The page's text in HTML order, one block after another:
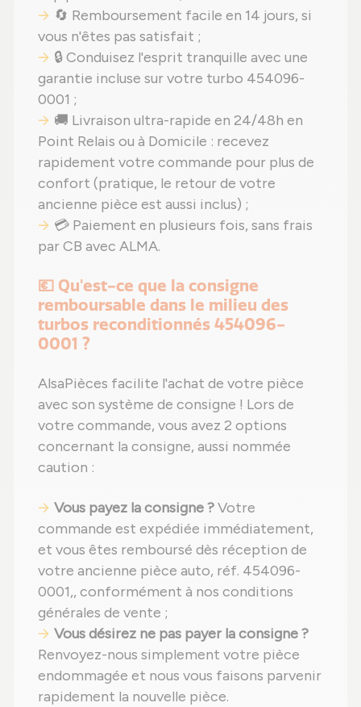
🔄 Remboursement facile en 14 jours, si
vous n'êtes pas satisfait ;
🔒 Conduisez l'esprit tranquille avec une
garantie incluse sur votre turbo 454096-
0001 ;
🚚 Livraison ultra-rapide en 24/48h en
Point Relais ou à Domicile : recevez
rapidement votre commande pour plus de
confort (pratique, le retour de votre
ancienne pièce est aussi inclus) ;
💳 Paiement en plusieurs fois, sans frais
par CB avec ALMA.
💶 Qu'est-ce que la consigne
remboursable dans le milieu des
turbos reconditionnés 454096-
0001 ?
AlsaPièces facilite l'achat de votre pièce
avec son système de consigne ! Lors de
votre commande, vous avez 2 options
concernant la consigne, aussi nommée
caution :
Vous payez la consigne ?Votre
commande est expédiée immédiatement,
et vous êtes remboursé dès réception de
votre ancienne pièce auto, réf. 454096-
0001,, conformément à nos conditions
générales de vente ;
Vous désirez ne pas payer la consigne ?
Renvoyez-nous simplement votre pièce
endommagée et nous vous faisons parvenir
rapidement la nouvelle pièce.